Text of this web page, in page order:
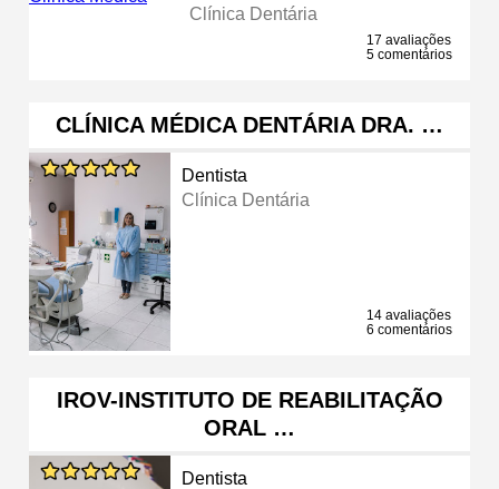
Clínica Dentária
17 avaliações
5 comentários
CLÍNICA MÉDICA DENTÁRIA DRA. …
Dentista
Clínica Dentária
14 avaliações
6 comentários
IROV-INSTITUTO DE REABILITAÇÃO
ORAL …
Dentista